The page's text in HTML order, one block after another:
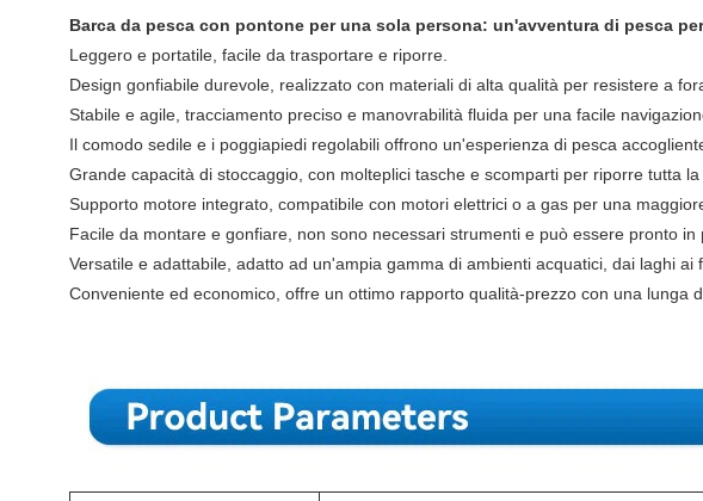
Barca da pesca con pontone per una sola persona: un'avventura di pesca
Leggero e portatile, facile da trasportare e riporre.
Design gonfiabile durevole, realizzato con materiali di alta qualità per resistere a
Stabile e agile, tracciamento preciso e manovrabilità fluida per una facile
Il comodo sedile e i poggiapiedi regolabili offrono un'esperienza di pesca
Grande capacità di stoccaggio, con molteplici tasche e scomparti per riporre tutta
Supporto motore integrato, compatibile con motori elettrici o a gas per una
Facile da montare e gonfiare, non sono necessari strumenti e può essere pronto in
Versatile e adattabile, adatto ad un'ampia gamma di ambienti acquatici, dai laghi ai
Conveniente ed economico, offre un ottimo rapporto qualità-prezzo con una lunga